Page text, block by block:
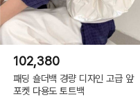
102,380
패딩 숄더백 경량 디자인 고급 앞
포켓 다용도 토트백